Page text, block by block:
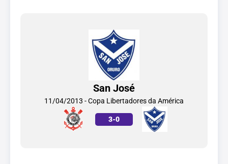
San José
11/04/2013 - Copa Libertadores da América
3-0